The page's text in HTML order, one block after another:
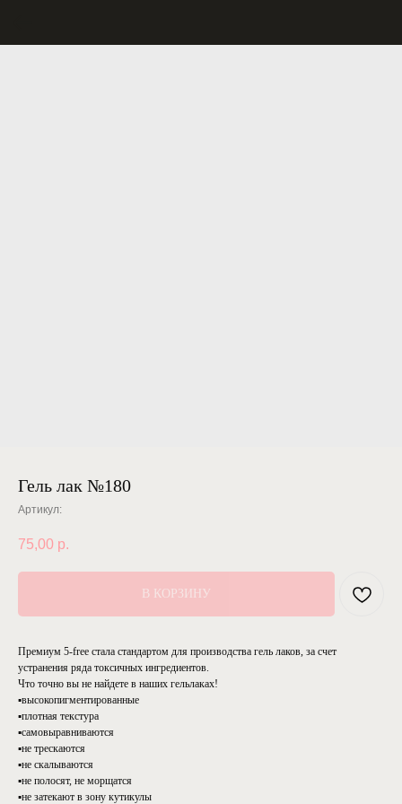
Гель лак №180
Артикул:
75,00 р.
В КОРЗИНУ
Премиум 5-free стала стандартом для производства гель лаков, за счет
устранения ряда токсичных ингредиентов.
Что точно вы не найдете в наших гельлаках!
▪️высокопигментированные
▪️плотная текстура
▪️самовыравниваются
▪️не трескаются
▪️не скалываются
▪️не полосят, не морщатся
▪️не затекают в зону кутикулы